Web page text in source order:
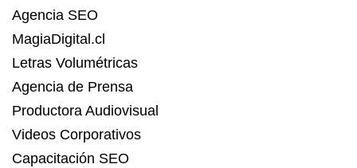
Agencia SEO
MagiaDigital.cl
Letras Volumétricas
Agencia de Prensa
Productora Audiovisual
Videos Corporativos
Capacitación SEO